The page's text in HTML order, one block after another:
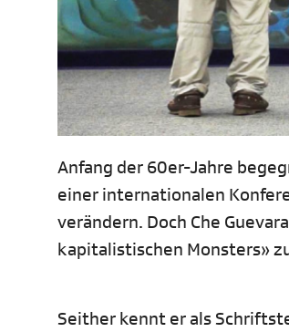
Anfang der 60er-Jahre
einer internationalen
verändern. Doch Che
kapitalistischen Monsters»
Seither kennt er als